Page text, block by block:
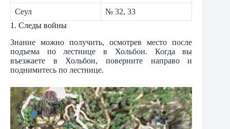
Сеул
№ 32, 33
1. Следы войны
Знание можно получить, осмотрев место после
подъема по лестнице в Хольбон. Когда вы
въезжаете в Хольбон, поверните направо и
поднимитесь по лестнице.